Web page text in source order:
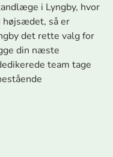
i Lyngby, hvor
højsædet, så er
det rette valg for
din næste
team tage